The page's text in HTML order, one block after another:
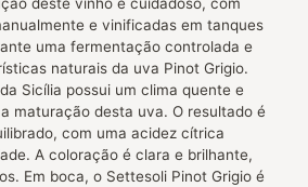
deste vinho é cuidadoso, com
e vinificadas em tanques
uma fermentação controlada e
naturais da uva Pinot Grigio.
Sicília possui um clima quente e
maturação desta uva. O resultado é
com uma acidez cítrica
A coloração é clara e brilhante,
Em boca, o Settesoli Pinot Grigio é